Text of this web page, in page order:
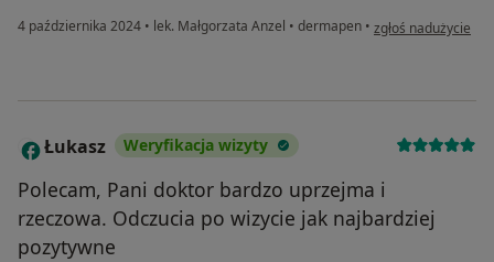
4 października 2024 • lek. Małgorzata Anzel • dermapen • w opinii
zgłoś nadużycie
Ł Łukasz Weryfikacja wizyty
Polecam, Pani doktor bardzo uprzejma i
rzeczowa. Odczucia po wizycie jak najbardziej
pozytywne